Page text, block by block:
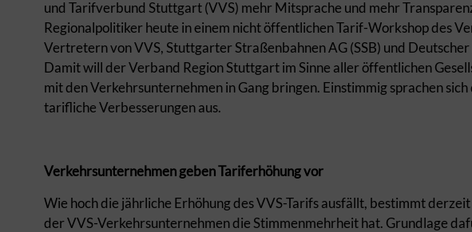
und Tarifverbund Stuttgart (VVS) mehr Mitsprache und mehr
Regionalpolitiker heute in einem nicht öffentlichen Tarif-Workshop des
Vertretern von VVS, Stuttgarter Straßenbahnen AG (SSB) und
Damit will der Verband Region Stuttgart im Sinne aller öffentlichen
mit den Verkehrsunternehmen in Gang bringen. Einstimmig sprachen
tarifliche Verbesserungen aus.
Verkehrsunternehmen geben Tariferhöhung vor
Wie hoch die jährliche Erhöhung des VVS-Tarifs ausfällt, bestimmt
der VVS-Verkehrsunternehmen die Stimmenmehrheit hat. Grundlage